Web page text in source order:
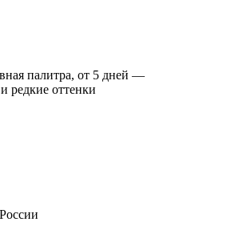
палитра, от 5 дней —
редкие оттенки